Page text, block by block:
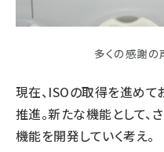
多くの感謝の
現在、ISOの取得を進めて
推進。新たな機能として、
機能を開発していく考え。